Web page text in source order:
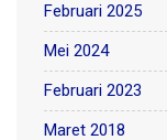
Februari 2025
Mei 2024
Februari 2023
Maret 2018